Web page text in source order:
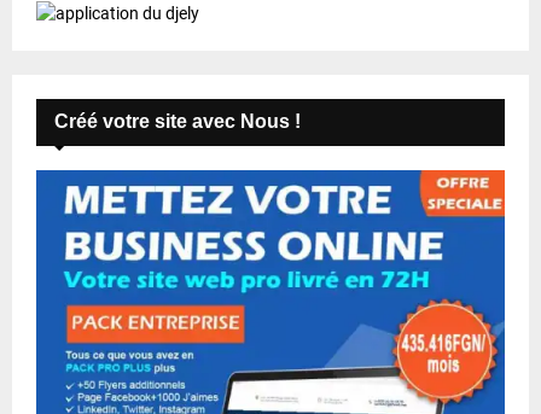
Créé votre site avec Nous !